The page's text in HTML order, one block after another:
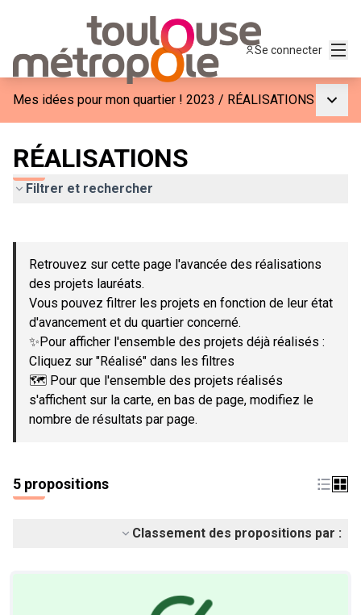
Se connecter
Mes idées pour mon quartier ! 2023 / RÉALISATIONS
RÉALISATIONS
Filtrer et rechercher
−
Retrouvez sur cette page l'avancée des réalisations
des projets lauréats.
Vous pouvez filtrer les projets en fonction de leur état
d'avancement et du quartier concerné.
✨Pour afficher l'ensemble des projets déjà réalisés :
Cliquez sur "Réalisé" dans les filtres
🗺️ Pour que l'ensemble des projets réalisés
s'affichent sur la carte, en bas de page, modifiez le
nombre de résultats par page.
5 propositions
Classement des propositions par :